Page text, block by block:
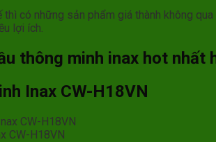
thì có những sản phẩm giá thành không
lợi ích.
thông minh inax hot nhất
Inax CW-H18VN
CW-H18VN